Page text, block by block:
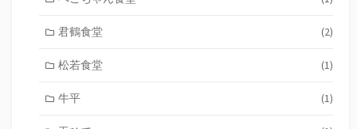
君鶴食堂 (2)
松若食堂 (1)
牛平 (1)